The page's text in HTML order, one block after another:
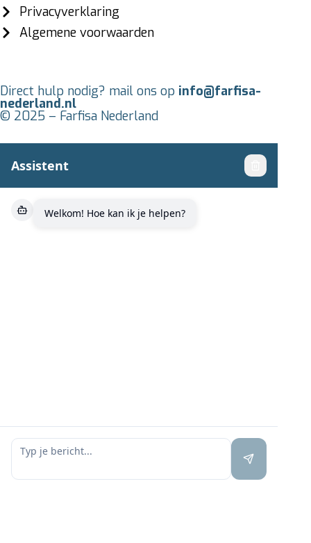
Privacyverklaring
Algemene voorwaarden
Direct hulp nodig? mail ons op info@farfisa-
nederland.nl
© 2025 – Farfisa Nederland